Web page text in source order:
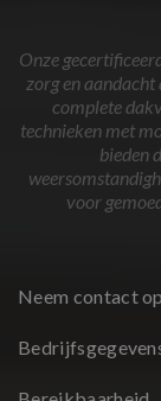
Onze
zorg en aandacht
complete
technieken met
bieden
voor
Neem contact op